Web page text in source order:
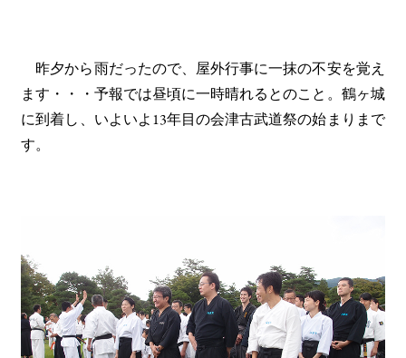
昨夕から雨だったので、屋外行事に一抹の不安を覚え
ます・・・予報では昼頃に一時晴れるとのこと。鶴ヶ城
に到着し、いよいよ13年目の会津古武道祭の始まりまで
す。